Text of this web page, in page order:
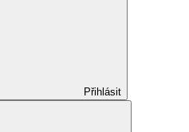
Přihlásit